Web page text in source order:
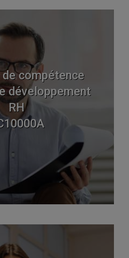
compétence
développement
RH